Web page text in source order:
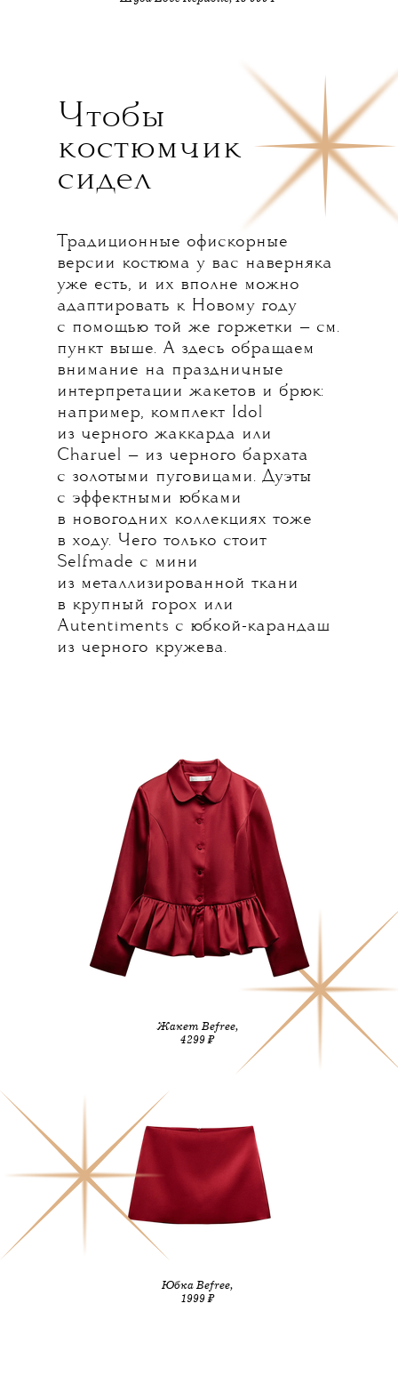
Чтобы
костюмчик
сидел
Традиционные офискорные
версии костюма у вас наверняка
уже есть, и их вполне можно
адаптировать к Новому году
с помощью той же горжетки — см.
пункт выше. А здесь обращаем
внимание на праздничные
интерпретации жакетов и брюк:
например, комплект Idol
из черного жаккарда или
Charuel — из черного бархата
с золотыми пуговицами. Дуэты
с эффектными юбками
в новогодних коллекциях тоже
в ходу. Чего только стоит
Selfmade с мини
из металлизированной ткани
в крупный горох или
Autentiments с юбкой-карандаш
из черного кружева.
Жакет Befree,
4299 ₽
Юбка Befree,
1999 ₽